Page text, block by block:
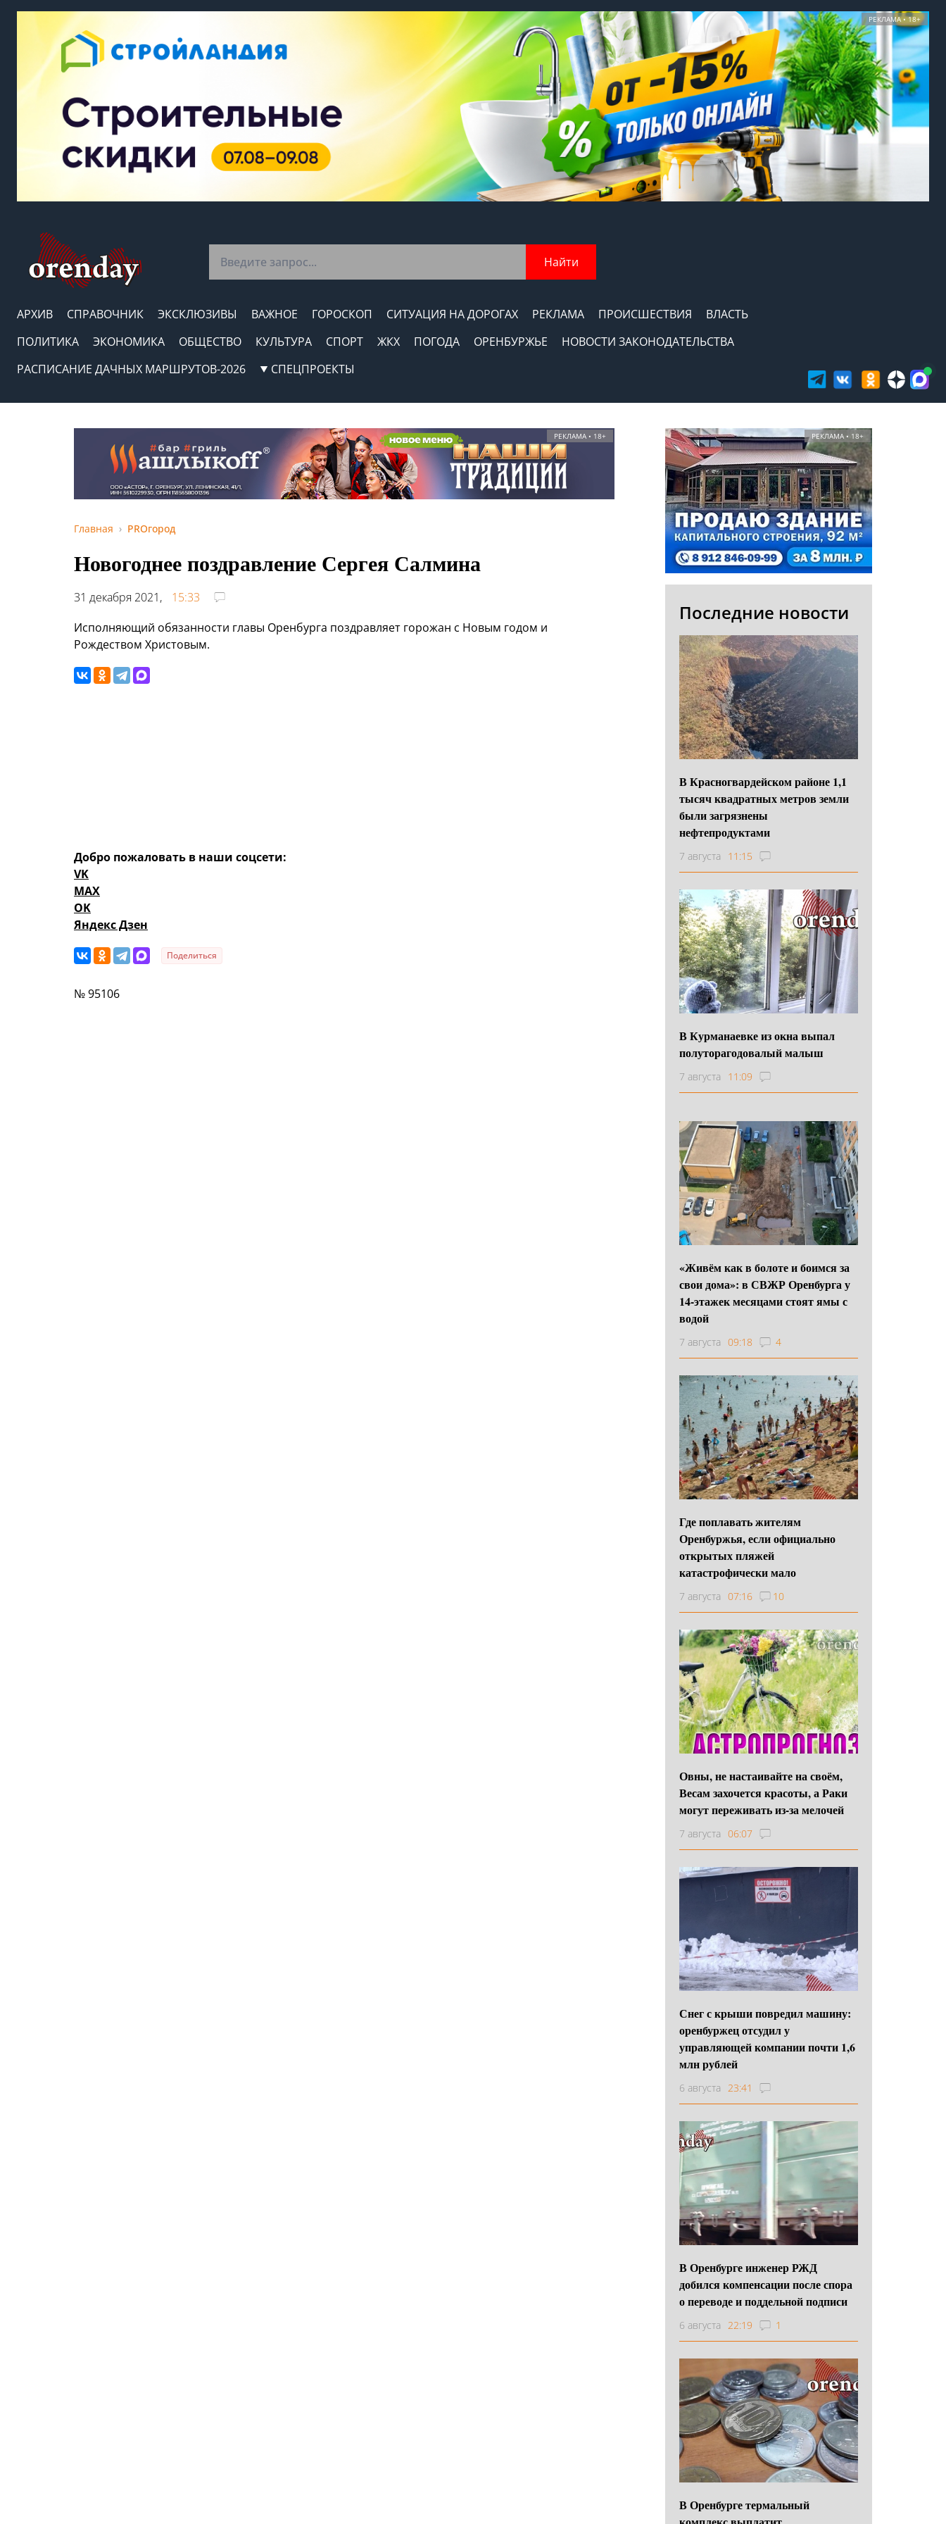
РЕКЛАМА • 18+
Найти
АРХИВ СПРАВОЧНИК ЭКСКЛЮЗИВЫ ВАЖНОЕ ГОРОСКОП СИТУАЦИЯ НА ДОРОГАХ РЕКЛАМА ПРОИСШЕСТВИЯ
ВЛАСТЬ
ПОЛИТИКА
ЭКОНОМИКА ОБЩЕСТВО КУЛЬТУРА СПОРТ ЖКХ ПОГОДА ОРЕНБУРЖЬЕ
НОВОСТИ ЗАКОНОДАТЕЛЬСТВА
РАСПИСАНИЕ ДАЧНЫХ МАРШРУТОВ-2026
СПЕЦПРОЕКТЫ
РЕКЛАМА • 18+
Главная PROгород
Новогоднее поздравление Сергея Салмина
31 декабря 2021,
15:33
Исполняющий обязанности главы Оренбурга поздравляет горожан с Новым годом и
Рождеством Христовым.
Добро пожаловать в наши соцсети:
VK
MAX
OK
Яндекс Дзен
Поделиться
№ 95106
РЕКЛАМА • 18+
Последние новости
В Красногвардейском районе 1,1
тысяч квадратных метров земли
были загрязнены
нефтепродуктами
7 августа 11:15
В Курманаевке из окна выпал
полуторагодовалый малыш
7 августа 11:09
«Живём как в болоте и боимся за
свои дома»: в СВЖР Оренбурга у
14-этажек месяцами стоят ямы с
водой
7 августа 09:18 4
Где поплавать жителям
Оренбуржья, если официально
открытых пляжей
катастрофически мало
7 августа 07:16 10
Овны, не настаивайте на своём,
Весам захочется красоты, а Раки
могут переживать из-за мелочей
7 августа 06:07
Снег с крыши повредил машину:
оренбуржец отсудил у
управляющей компании почти 1,6
млн рублей
6 августа 23:41
В Оренбурге инженер РЖД
добился компенсации после спора
о переводе и поддельной подписи
6 августа 22:19 1
В Оренбурге термальный